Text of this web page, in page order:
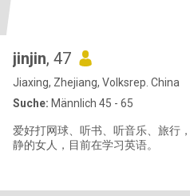
jinjin, 47
Jiaxing, Zhejiang, Volksrep. China
Suche: Männlich 45 - 65
爱好打网球、听书、听音乐、旅行
静的女人，目前在学习英语。